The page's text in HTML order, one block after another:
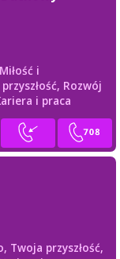
Miłość i
Rozwój
i praca
Twoja przyszłość,